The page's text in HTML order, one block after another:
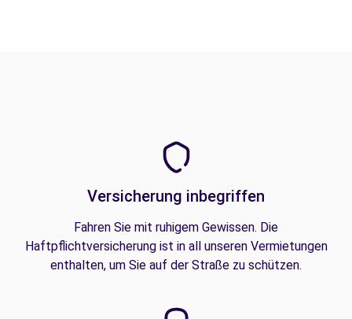
Versicherung inbegriffen
Fahren Sie mit ruhigem Gewissen. Die
Haftpflichtversicherung ist in all unseren Vermietungen
enthalten, um Sie auf der Straße zu schützen.